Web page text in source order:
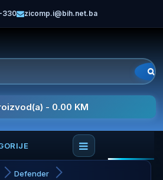
330 zicomp.i@bih.net.ba
- 0.00 KM
Defender